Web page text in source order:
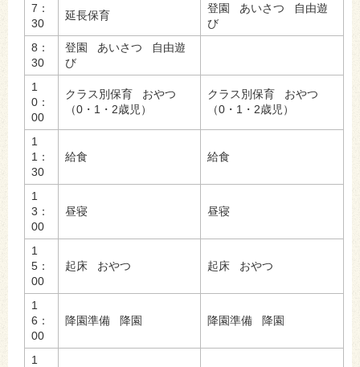
7：
30
延長保育
登園 あいさつ 自由遊
び
8：
30
登園 あいさつ 自由遊
び
1
0：
00
クラス別保育 おやつ
（0・1・2歳児）
クラス別保育 おやつ
（0・1・2歳児）
1
1：
30
給食 給食
1
3：
00
昼寝 昼寝
1
5：
00
起床 おやつ 起床 おやつ
1
6：
00
降園準備 降園 降園準備 降園
1